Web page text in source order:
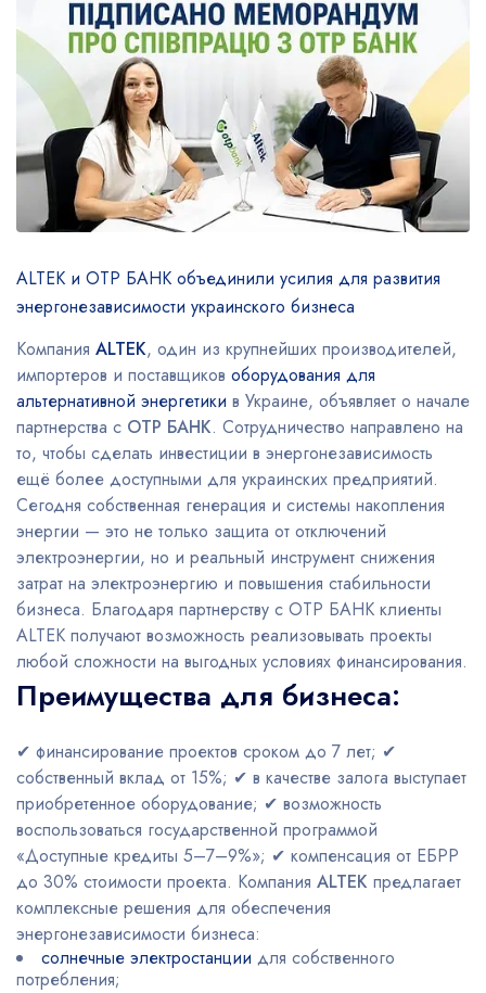
ALTEK и OTP БАНК объединили усилия для развития
энергонезависимости украинского бизнеса
Компания ALTEK, один из крупнейших производителей,
импортеров и поставщиков оборудования для
альтернативной энергетики в Украине, объявляет о начале
партнерства с OTP БАНК. Сотрудничество направлено на
то, чтобы сделать инвестиции в энергонезависимость
ещё более доступными для украинских предприятий.
Сегодня собственная генерация и системы накопления
энергии — это не только защита от отключений
электроэнергии, но и реальный инструмент снижения
затрат на электроэнергию и повышения стабильности
бизнеса. Благодаря партнерству с OTP БАНК клиенты
ALTEK получают возможность реализовывать проекты
любой сложности на выгодных условиях финансирования.
Преимущества для бизнеса:
✔ финансирование проектов сроком до 7 лет; ✔
собственный вклад от 15%; ✔ в качестве залога выступает
приобретенное оборудование; ✔ возможность
воспользоваться государственной программой
«Доступные кредиты 5–7–9%»; ✔ компенсация от ЕБРР
до 30% стоимости проекта. Компания ALTEK предлагает
комплексные решения для обеспечения
энергонезависимости бизнеса:
солнечные электростанции для собственного
потребления;